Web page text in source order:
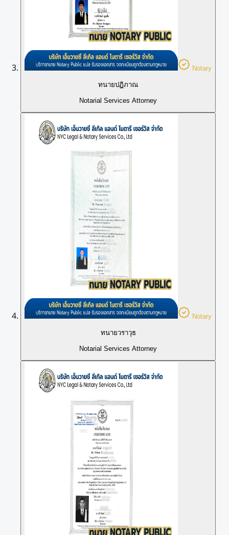
Notary
ทนายปฏิภาณ
Notarial Services Attorney
Notary
ทนายวราวุธ
Notarial Services Attorney